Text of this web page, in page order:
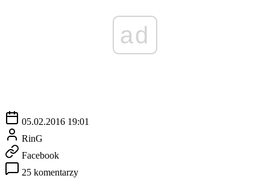
ad
05.02.2016 19:01
RinG
Facebook
25 komentarzy